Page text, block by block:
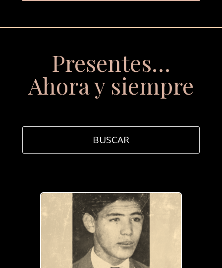
Presentes…
Ahora y siempre